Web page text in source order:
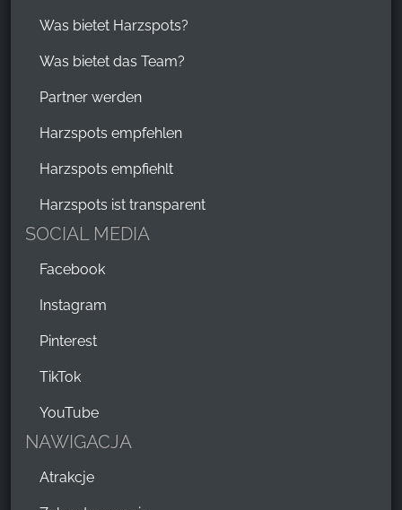
Was bietet Harzspots?
Was bietet das Team?
Partner werden
Harzspots empfehlen
Harzspots empfiehlt
Harzspots ist transparent
SOCIAL MEDIA
Facebook
Instagram
Pinterest
TikTok
YouTube
NAWIGACJA
Atrakcje